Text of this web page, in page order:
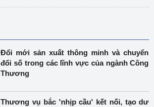
Đổi mới sản xuất thông minh và chuyển
đổi số trong các lĩnh vực của ngành Công
Thương
Thương vụ bắc 'nhịp cầu' kết nối, tạo dư